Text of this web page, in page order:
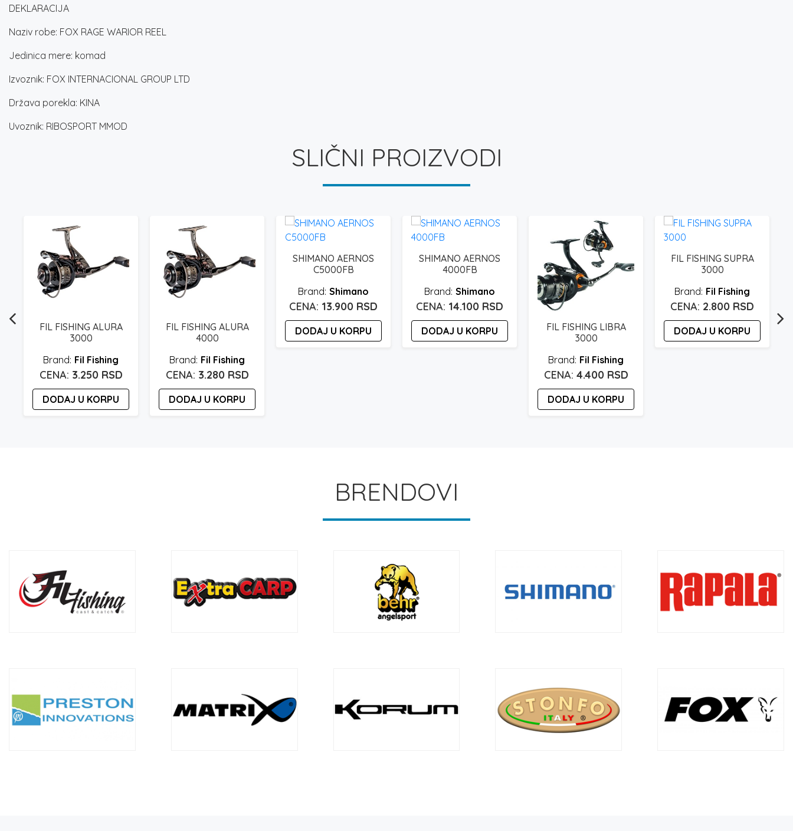
DEKLARACIJA
Naziv robe: FOX RAGE WARIOR REEL
Jedinica mere: komad
Izvoznik: FOX INTERNACIONAL GROUP LTD
Država porekla: KINA
Uvoznik: RIBOSPORT MMOD
SLIČNI PROIZVODI
FIL FISHING ALURA
3000
Fil Fishing
3.250 RSD
DODAJ U KORPU
FIL FISHING ALURA
4000
Fil Fishing
3.280 RSD
DODAJ U KORPU
SHIMANO AERNOS
C5000FB
Shimano
13.900 RSD
DODAJ U KORPU
SHIMANO AERNOS
4000FB
Shimano
14.100 RSD
DODAJ U KORPU
FIL FISHING LIBRA
3000
Fil Fishing
4.400 RSD
DODAJ U KORPU
FIL FISHING SUPRA
3000
Fil Fishing
2.800 RSD
DODAJ U KORPU
BRENDOVI